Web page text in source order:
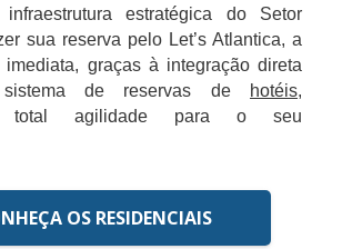
estratégica do Setor
sua reserva pelo Let’s Atlantica, a
imediata, graças à integração direta
de reservas de
hotéis,
total agilidade para o seu
OS RESIDENCIAIS